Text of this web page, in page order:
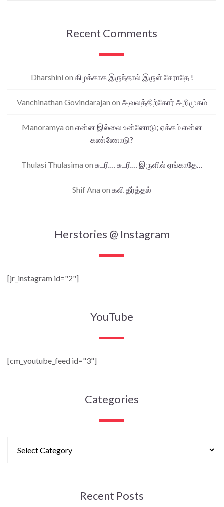
Recent Comments
Dharshini on கிழக்காக இருந்தால் இருள் சேராதே !
Vanchinathan Govindarajan on அவலத்திற்கோர் அறிமுகம்
Manoramya on என்ன இல்லை உன்னோடு; ஏக்கம் என்ன
கண்ணோடு?
Thulasi Thulasima on சுடரி… சுடரி… இருளில் ஏங்காதே…
Shif Ana on கலி தீர்த்தல்
Herstories @ Instagram
[jr_instagram id="2"]
YouTube
[cm_youtube_feed id="3"]
Categories
Recent Posts